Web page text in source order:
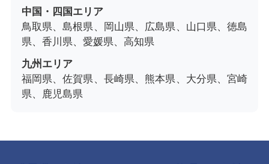
中国・四国エリア
鳥取県、島根県、岡山県、広島県、山口県、徳島
県、香川県、愛媛県、高知県
九州エリア
福岡県、佐賀県、長崎県、熊本県、大分県、宮崎
県、鹿児島県